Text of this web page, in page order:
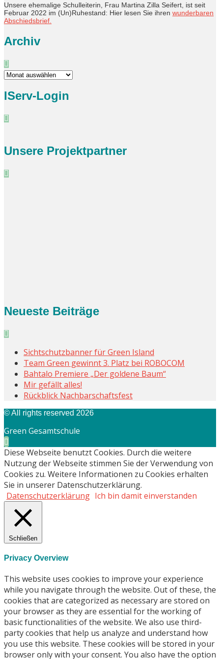
Unsere ehemalige Schulleiterin, Frau Martina Zilla Seifert, ist seit
Februar 2022 im (Un)Ruhestand: Hier lesen Sie ihren wunderbaren
Abschiedsbrief.
Archiv
Archiv
IServ-Login
Unsere Projektpartner
Neueste Beiträge
Sichtschutzbanner für Green Island
Team Green gewinnt 3. Platz bei ROBOCOM
Bahtalo Premiere „Der goldene Baum“
Mir gefällt alles!
Rückblick Nachbarschaftsfest
© All rights reserved 2026
Green Gesamtschule
Diese Webseite benutzt Cookies. Durch die weitere
Nutzung der Webseite stimmen Sie der Verwendung von
Cookies zu. Weitere Informationen zu Cookies erhalten
Sie in unserer Datenschutzerklärung.
Datenschutzerklärung Ich bin damit einverstanden
Schließen
Privacy Overview
This website uses cookies to improve your experience
while you navigate through the website. Out of these, the
cookies that are categorized as necessary are stored on
your browser as they are essential for the working of
basic functionalities of the website. We also use third-
party cookies that help us analyze and understand how
you use this website. These cookies will be stored in your
browser only with your consent. You also have the option